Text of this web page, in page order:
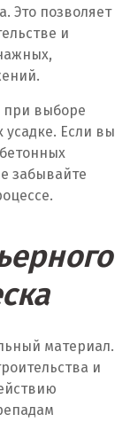
Это позволяет
и
при выборе
усадке. Если вы
забывайте
материал.
и